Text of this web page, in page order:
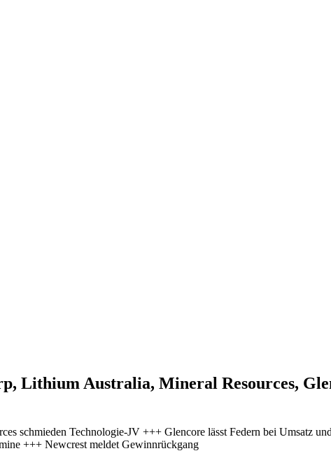
Lithium Australia, Mineral Resources,
schmieden Technologie-JV +++ Glencore lässt Federn bei Umsatz
+++ Newcrest meldet Gewinnrückgang